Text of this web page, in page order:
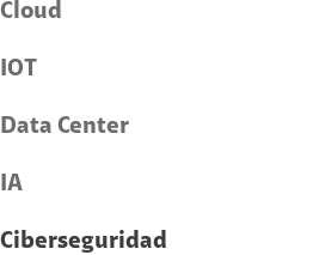
Cloud
IOT
Data Center
IA
Ciberseguridad